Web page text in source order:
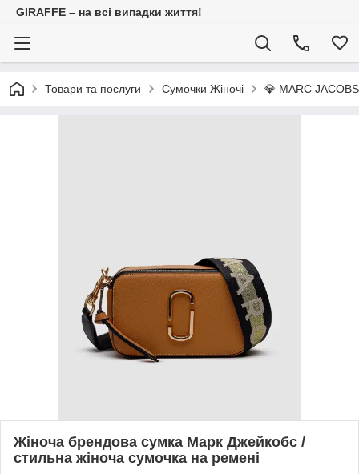
GIRAFFE – на всі випадки життя!
Товари та послуги Сумочки Жіночі 💎 MARC
Жіноча брендова сумка Марк Джейкобс /
стильна жіноча сумочка на ремені